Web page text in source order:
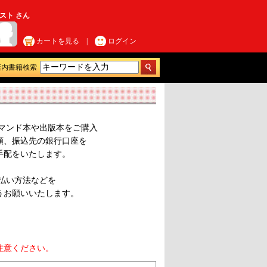
ト さん
カートを見る ログイン
書籍検索
ンド本や出版本をご購入
振込先の銀行口座を
をいたします。
い方法などを
願いいたします。
ください。